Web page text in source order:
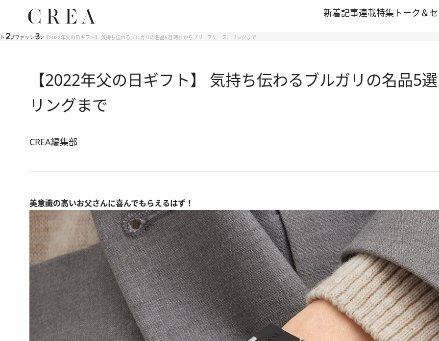
新着記事連載特集 トーク＆
トップファッション 【2022年父の日ギフト】 気持ち伝わるブルガリの名品5選 時計からブリーフケース、リングまで
【2022年父の日ギフト】 気持ち伝わるブルガリの名品5
リングまで
CREA編集部
美意識の高いお父さんに喜んでもらえるはず！